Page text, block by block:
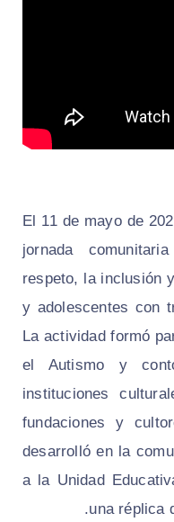
El 11 de mayo de
jornada
respeto, la inclusión
y adolescentes con
La actividad formó
el Autismo y
instituciones
fundaciones y
desarrolló en la
a la Unidad
una réplica